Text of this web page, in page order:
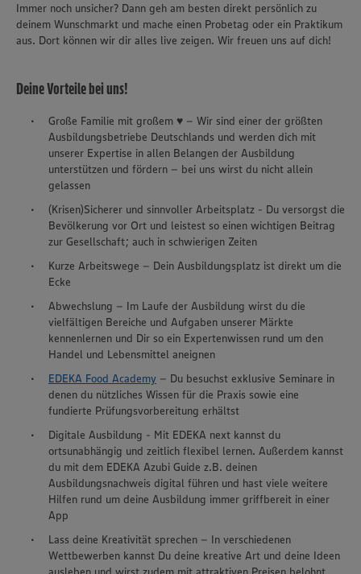
Wir setzen Cookies und andere Technologien ein, um Ihnen
ein bestmögliches Nutzungserlebnis unserer Website zu
Immer noch unsicher? Dann geh am besten direkt persönlich zu
deinem Wunschmarkt und mache einen Probetag oder ein Praktikum
aus. Dort können wir dir alles live zeigen. Wir freuen uns auf dich!
Deine Vorteile bei uns!
Große Familie mit großem ♥ – Wir sind einer der größten
Ausbildungsbetriebe Deutschlands und werden dich mit
unserer Expertise in allen Belangen der Ausbildung
unterstützen und fördern – bei uns wirst du nicht allein
gelassen
(Krisen)Sicherer und sinnvoller Arbeitsplatz - Du versorgst die
Bevölkerung vor Ort und leistest so einen wichtigen Beitrag
zur Gesellschaft; auch in schwierigen Zeiten
Kurze Arbeitswege – Dein Ausbildungsplatz ist direkt um die
Ecke
Abwechslung – Im Laufe der Ausbildung wirst du die
vielfältigen Bereiche und Aufgaben unserer Märkte
kennenlernen und Dir so ein Expertenwissen rund um den
Handel und Lebensmittel aneignen
EDEKA Food Academy – Du besuchst exklusive Seminare in
denen du nützliches Wissen für die Praxis sowie eine
fundierte Prüfungsvorbereitung erhältst
Digitale Ausbildung - Mit EDEKA next kannst du
ortsunabhängig und zeitlich flexibel lernen. Außerdem kannst
du mit dem EDEKA Azubi Guide z.B. deinen
Ausbildungsnachweis digital führen und hast viele weitere
Hilfen rund um deine Ausbildung immer griffbereit in einer
App
Lass deine Kreativität sprechen – In verschiedenen
Wettbewerben kannst Du deine kreative Art und deine Ideen